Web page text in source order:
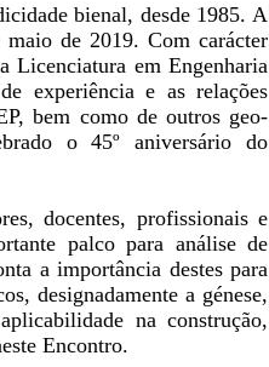
bienal, desde 1985. A
de 2019. Com carácter
Licenciatura em Engenharia
experiência e as relações
bem como de outros geo-
o 45º aniversário do
docentes, profissionais e
palco para análise de
a importância destes para
designadamente a génese,
na construção,
Encontro.